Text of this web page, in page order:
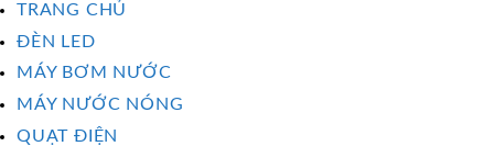
TRANG CHỦ
ĐÈN LED
MÁY BƠM NƯỚC
MÁY NƯỚC NÓNG
QUẠT ĐIỆN